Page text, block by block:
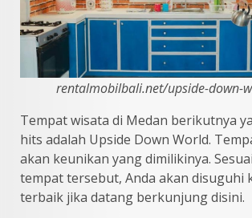
rentalmobilbali.net/upside-down-
Tempat wisata di Medan berikutnya
hits adalah Upside Down World.
akan keunikan yang dimilikinya.
tempat tersebut, Anda akan disuguhi
terbaik jika datang berkunjung disini.